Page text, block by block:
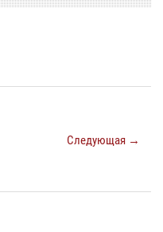
Следующая →